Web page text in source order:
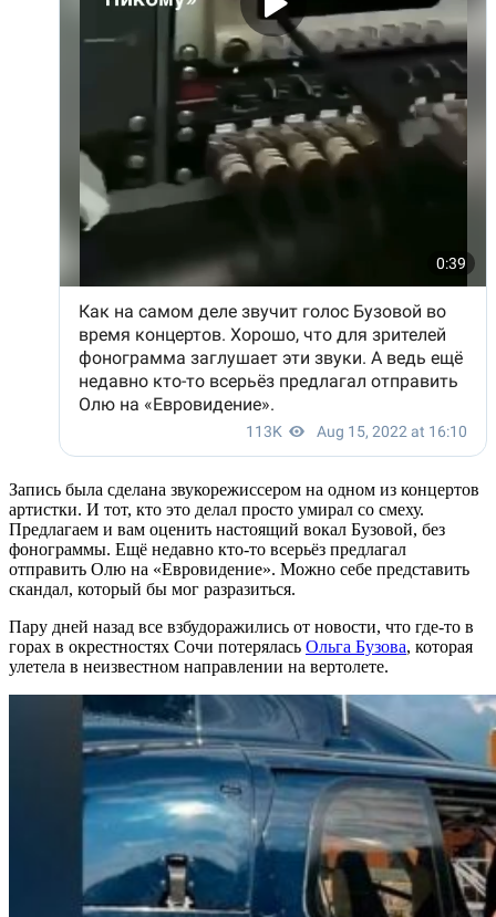
Запись была сделана звукорежиссером на одном из концертов
артистки. И тот, кто это делал просто умирал со смеху.
Предлагаем и вам оценить настоящий вокал Бузовой, без
фонограммы. Ещё недавно кто-то всерьёз предлагал
отправить Олю на «Евровидение». Можно себе представить
скандал, который бы мог разразиться.
Пару дней назад все взбудоражились от новости, что где-то в
горах в окрестностях Сочи потерялась Ольга Бузова, которая
улетела в неизвестном направлении на вертолете.